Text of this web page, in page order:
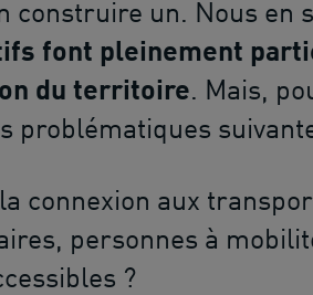
construire un. Nous en
font pleinement
du territoire. Mais,
problématiques
connexion aux
personnes à
?